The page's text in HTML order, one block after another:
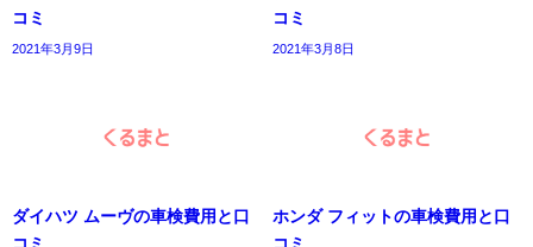
コミ
2021年3月9日
コミ
2021年3月8日
ダイハツ ムーヴの車検費用と口
ホンダ フィットの車検費用と口